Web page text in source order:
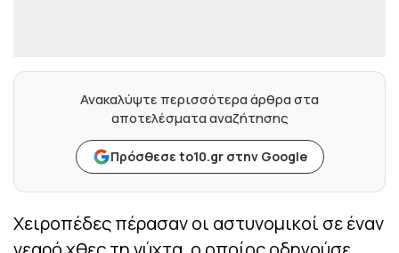
Ανακαλύψτε περισσότερα άρθρα στα
αποτελέσματα αναζήτησης
Πρόσθεσε to10.gr στην Google
Χειροπέδες πέρασαν οι αστυνομικοί σε έναν